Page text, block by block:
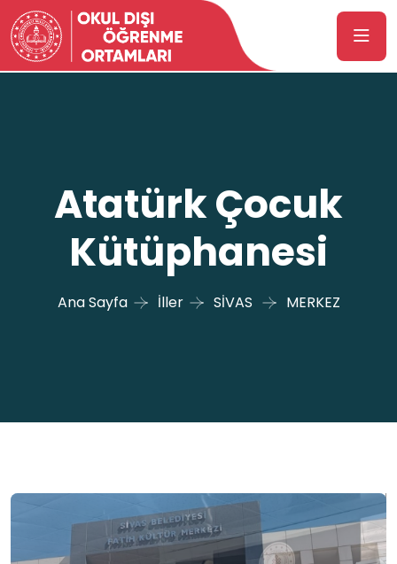
Atatürk Çocuk
Kütüphanesi
Ana Sayfa İller SİVAS MERKEZ